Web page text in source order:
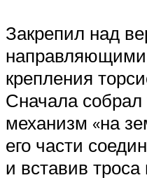
Закрепил над
крепления
Сначала
механизм «на
его части
и вставив троса